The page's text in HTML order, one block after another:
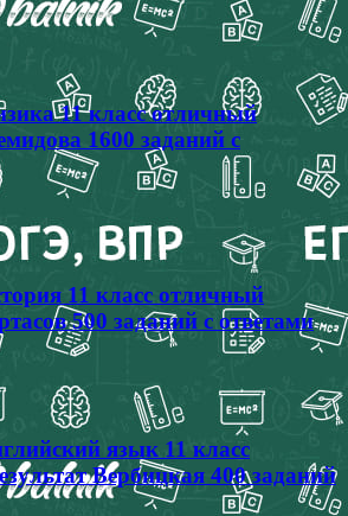
11 класс отличный
1600 заданий с
11 класс отличный
500 заданий с ответами
язык 11 класс
Вербицкая 400 заданий